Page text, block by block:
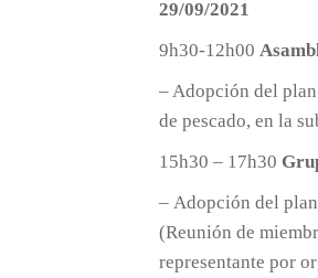
29/09/2021
9h30-12h00
– Adopción del
de pescado, en la
15h30 – 17h30
– Adopción del
(Reunión de
representante por